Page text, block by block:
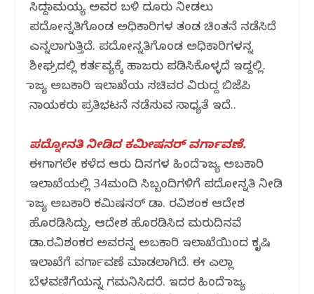
ಸಿದ್ದರಾಮಯ್ಯ ಅವರ ಬಳಿ ದೂರು ನೀಡಲು
ಪದೋನ್ನತಿಗೊಂಡ ಅಧಿಕಾರಿಗಳ ತಂಡ ಚಿಂತನೆ ನಡೆಸಿದೆ
ಎನ್ನಲಾಗುತ್ತಿದೆ. ಪದೋನ್ನತಿಗೊಂಡ ಅಧಿಕಾರಿಗಳನ್ನ
ಶೀಘ್ರದಲ್ಲಿ ಕರ್ತವ್ಯಕ್ಕೆ ಹಾಜರು ಪಡಿಸಿಕೊಳ್ಳದೆ ಇದ್ದಲ್ಲಿ.
ರಾಜ್ಯ ಅಬಕಾರಿ ಇಲಾಖೆಯ ಸಚಿವರ ವಿರುದ್ದ ಬಿಜೆಪಿ
ನಾಯಕರು ಪ್ರತಿಭಟನೆ ನಡೆಸುವ ಸಾಧ್ಯತೆ ಇದೆ..
ಪದ್ನೋನತಿ ನೀಡಿದ ಕಮೀಷನರ್ ವರ್ಗಾವಣೆ.
ಈಗಾಗಲೇ ಕಳೆದ ಆರು ದಿನಗಳ‌ ಹಿಂದೆ ರಾಜ್ಯ ಅಬಕಾರಿ
ಇಲಾಖೆಯಲ್ಲಿ 34ಮಂದಿ ಸಿಬ್ಬಂದಿಗಳಿಗೆ ಪದೋನ್ನತಿ‌ ನೀಡಿ
ರಾಜ್ಯ ಅಬಕಾರಿ ಕಮಿಷನರ್ ಡಾ. ರವಿಶಂಕ ಆದೇಶ
ಹೊರಡಿಸಿದ್ದು, ಆದೇಶ ಹೊರಡಿಸಿದ ಮರುದಿನವೆ
ಡಾ.ರವಿಶಂಕರ ಅವರನ್ನ ಅಬಕಾರಿ ಇಲಾಖೆಯಿಂದ ಕೃಷಿ
ಇಲಾಖೆಗೆ ವರ್ಗಾವಣೆ ಮಾಡಲಾಗಿದೆ. ಈ ಎಲ್ಲಾ
ಬೆಳವಣಿಗೆಯನ್ನ ಗಮನಿಸಿದರೆ. ಇದರ ಹಿಂದೆ ರಾಜ್ಯ